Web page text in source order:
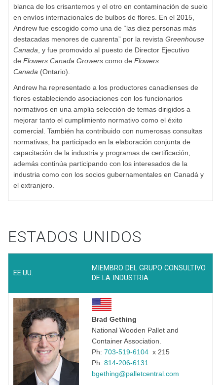
blanca de los crisantemos y el otro en contaminación de suelo
en envíos internacionales de bulbos de flores. En el 2015,
Andrew fue escogido como una de “las diez personas más
destacadas menores de cuarenta” por la revista Greenhouse
Canada , y fue promovido al puesto de Director Ejecutivo
de Flowers Canada Growers como de Flowers
Canada (Ontario).
Andrew ha representado a los productores canadienses de
flores estableciendo asociaciones con los funcionarios
normativos en una amplia selección de temas dirigidos a
mejorar tanto el cumplimiento normativo como el éxito
comercial. También ha contribuido con numerosas consultas
normativas, ha participado en la elaboración conjunta de
capacitación de la industria y programas de certificación,
además continúa participando con los interesados de la
industria como con los socios gubernamentales en Canadá y
el extranjero.
ESTADOS UNIDOS
EE.UU.
MIEMBRO DEL GRUPO CONSULTIVO
DE LA INDUSTRIA
Brad Gething
National Wooden Pallet and
Container Association.
Ph: 703-519-6104 x 215
Ph: 814-206-6131
bgething@palletcentral.com